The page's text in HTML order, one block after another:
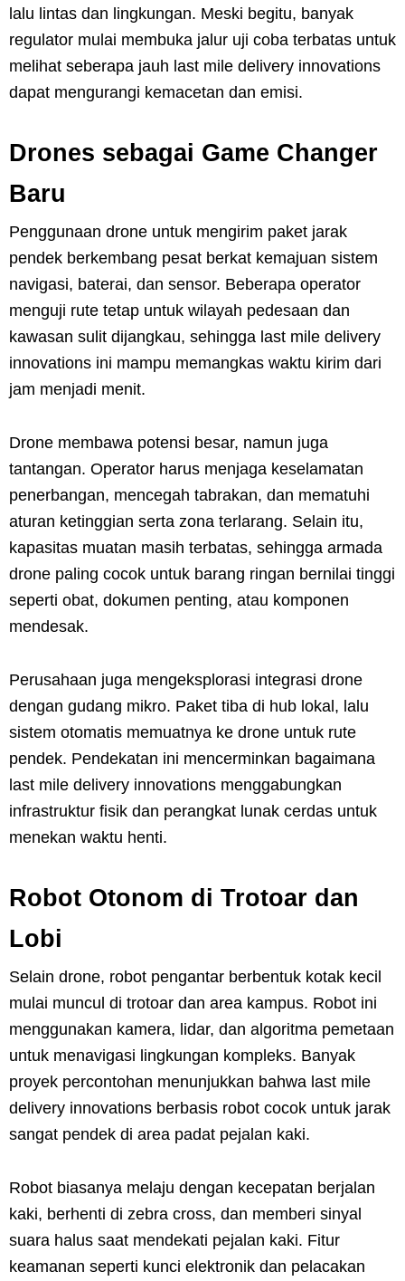
lalu lintas dan lingkungan. Meski begitu, banyak
regulator mulai membuka jalur uji coba terbatas untuk
melihat seberapa jauh last mile delivery innovations
dapat mengurangi kemacetan dan emisi.
Drones sebagai Game Changer
Baru
Penggunaan drone untuk mengirim paket jarak
pendek berkembang pesat berkat kemajuan sistem
navigasi, baterai, dan sensor. Beberapa operator
menguji rute tetap untuk wilayah pedesaan dan
kawasan sulit dijangkau, sehingga last mile delivery
innovations ini mampu memangkas waktu kirim dari
jam menjadi menit.
Drone membawa potensi besar, namun juga
tantangan. Operator harus menjaga keselamatan
penerbangan, mencegah tabrakan, dan mematuhi
aturan ketinggian serta zona terlarang. Selain itu,
kapasitas muatan masih terbatas, sehingga armada
drone paling cocok untuk barang ringan bernilai tinggi
seperti obat, dokumen penting, atau komponen
mendesak.
Perusahaan juga mengeksplorasi integrasi drone
dengan gudang mikro. Paket tiba di hub lokal, lalu
sistem otomatis memuatnya ke drone untuk rute
pendek. Pendekatan ini mencerminkan bagaimana
last mile delivery innovations menggabungkan
infrastruktur fisik dan perangkat lunak cerdas untuk
menekan waktu henti.
Robot Otonom di Trotoar dan
Lobi
Selain drone, robot pengantar berbentuk kotak kecil
mulai muncul di trotoar dan area kampus. Robot ini
menggunakan kamera, lidar, dan algoritma pemetaan
untuk menavigasi lingkungan kompleks. Banyak
proyek percontohan menunjukkan bahwa last mile
delivery innovations berbasis robot cocok untuk jarak
sangat pendek di area padat pejalan kaki.
Robot biasanya melaju dengan kecepatan berjalan
kaki, berhenti di zebra cross, dan memberi sinyal
suara halus saat mendekati pejalan kaki. Fitur
keamanan seperti kunci elektronik dan pelacakan